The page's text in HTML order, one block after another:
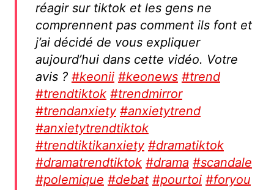
réagir sur tiktok et les gens ne
comprennent pas comment ils font et
j’ai décidé de vous expliquer
aujourd’hui dans cette vidéo. Votre
avis ? #keonii #keonews #trend
#trendtiktok #trendmirror
#trendanxiety #anxietytrend
#anxietytrendtiktok
#trendtiktikanxiety #dramatiktok
#dramatrendtiktok #drama #scandale
#polemique #debat #pourtoi #foryou